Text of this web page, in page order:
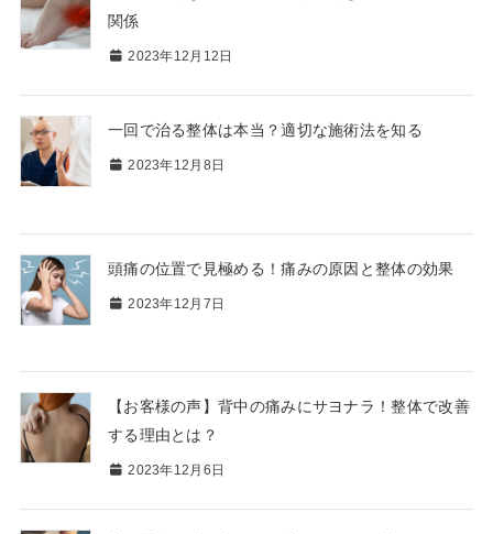
関係
2023年12月12日
一回で治る整体は本当？適切な施術法を知る
2023年12月8日
頭痛の位置で見極める！痛みの原因と整体の効果
2023年12月7日
【お客様の声】背中の痛みにサヨナラ！整体で改善
する理由とは？
2023年12月6日